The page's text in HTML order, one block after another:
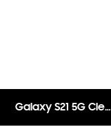
Galaxy S21 5G Clear Cover